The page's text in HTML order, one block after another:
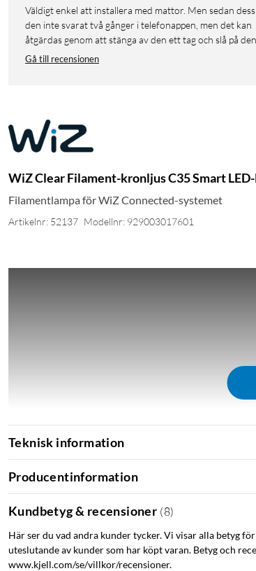
Väldigt enkel att installera med mattor. Men sedan dess har
den inte svarat två gånger i telefonappen, men det kan
åtgärdas genom att stänga av den ett tag och slå på
Gå till recensionen
WiZ Clear Filament-kronljus C35 Smart
Filamentlampa för WiZ Connected-systemet
Artikelnr: 52137 Modellnr: 929003017601
Teknisk information
Producentinformation
Kundbetyg & recensioner (8)
Här ser du vad andra kunder tycker. Vi visar alla betyg
uteslutande av kunder som har köpt varan. Betyg och
www.kjell.com/se/villkor/recensioner.